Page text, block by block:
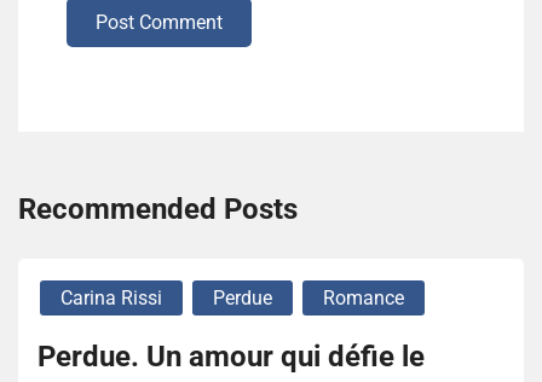
Post Comment
Recommended Posts
Carina Rissi Perdue Romance
Perdue. Un amour qui défie le